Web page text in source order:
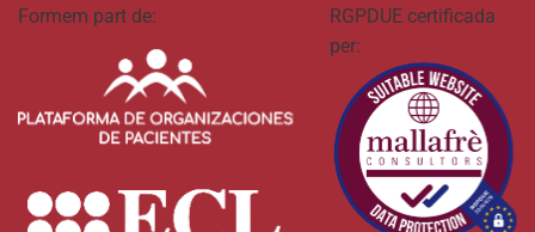
Formem part de:
RGPDUE certificada
per: